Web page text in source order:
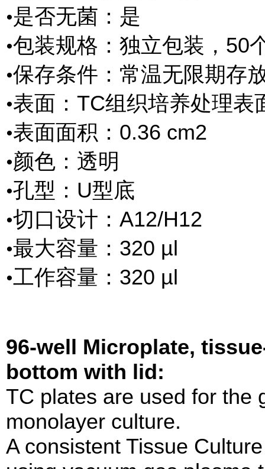
•是否无菌：是
•包装规格：独立包装，50
•保存条件：常温无限期存
•表面：TC组织培养处理表
•表面面积：0.36 cm2
•颜色：透明
•孔型：U型底
•切口设计：A12/H12
•最大容量：320 µl
•工作容量：320 µl
96-well Microplate,
bottom with lid:
TC plates are used for the
monolayer culture.
A consistent Tissue